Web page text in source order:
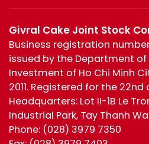
Givral Cake Joint Stock
Business registration
issued by the Department of
Investment of Ho Chi Minh
2011. Registered for the 22nd
Headquarters: Lot II-1B Le
Industrial Park, Tay Thanh
Phone: (028) 3979 7350